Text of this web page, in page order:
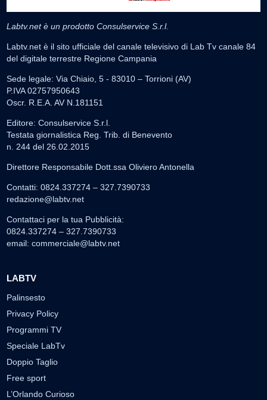
Labtv.net è un prodotto Consulservice S.r.l.
Labtv.net è il sito ufficiale del canale televisivo di Lab Tv canale 84
del digitale terrestre Regione Campania
Sede legale: Via Chiaio, 5 - 83010 – Torrioni (AV)
P.IVA 02757950643
Oscr. R.E.A. AV N.181151
Editore: Consulservice S.r.l.
Testata giornalistica Reg. Trib. di Benevento
n. 244 del 26.02.2015
Direttore Responsabile Dott.ssa Oliviero Antonella
Contatti: 0824.337274 – 327.7390733
redazione@labtv.net
Contattaci per la tua Pubblicità:
0824.337274 – 327.7390733
email: commerciale@labtv.net
LABTV
Palinsesto
Privacy Policy
Programmi TV
Speciale LabTv
Doppio Taglio
Free sport
L’Orlando Curioso